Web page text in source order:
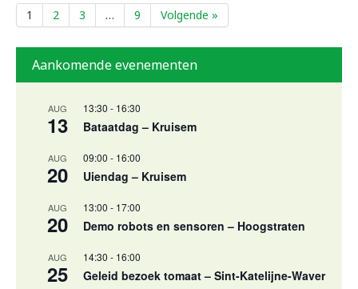
1 2 3 … 9 Volgende »
Aankomende evenementen
AUG
13
13:30 - 16:30
Bataatdag – Kruisem
AUG
20
09:00 - 16:00
Uiendag – Kruisem
AUG
20
13:00 - 17:00
Demo robots en sensoren – Hoogstraten
AUG
25
14:30 - 16:00
Geleid bezoek tomaat – Sint-Katelijne-Waver